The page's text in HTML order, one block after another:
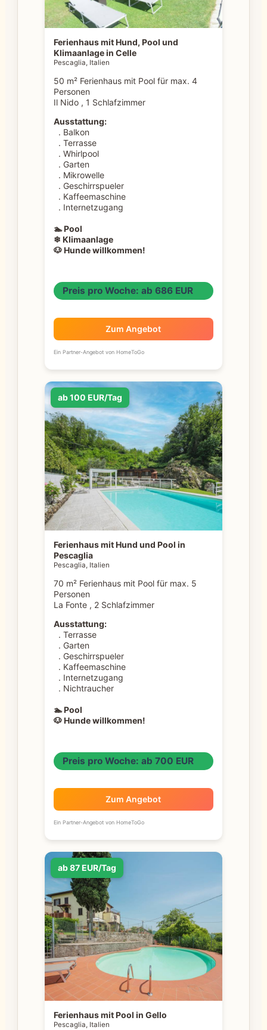
Ferienhaus mit Hund, Pool und
Klimaanlage in Celle
Pescaglia, Italien
50 m² Ferienhaus mit Pool für max. 4
Personen
Il Nido , 1 Schlafzimmer
Ausstattung:
. Balkon
. Terrasse
. Whirlpool
. Garten
. Mikrowelle
. Geschirrspueler
. Kaffeemaschine
. Internetzugang
🏊 Pool
❄ Klimaanlage
🐶 Hunde willkommen!
Preis pro Woche: ab 686 EUR
Zum Angebot
Ein Partner-Angebot von HomeToGo
ab 100 EUR/Tag
Ferienhaus mit Hund und Pool in
Pescaglia
Pescaglia, Italien
70 m² Ferienhaus mit Pool für max. 5
Personen
La Fonte , 2 Schlafzimmer
Ausstattung:
. Terrasse
. Garten
. Geschirrspueler
. Kaffeemaschine
. Internetzugang
. Nichtraucher
🏊 Pool
🐶 Hunde willkommen!
Preis pro Woche: ab 700 EUR
Zum Angebot
Ein Partner-Angebot von HomeToGo
ab 87 EUR/Tag
Ferienhaus mit Pool in Gello
Pescaglia, Italien